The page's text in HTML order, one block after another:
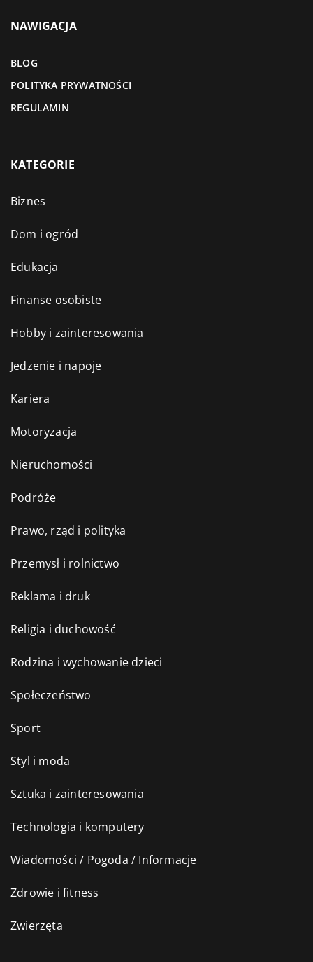
NAWIGACJA
BLOG
POLITYKA PRYWATNOŚCI
REGULAMIN
KATEGORIE
Biznes
Dom i ogród
Edukacja
Finanse osobiste
Hobby i zainteresowania
Jedzenie i napoje
Kariera
Motoryzacja
Nieruchomości
Podróże
Prawo, rząd i polityka
Przemysł i rolnictwo
Reklama i druk
Religia i duchowość
Rodzina i wychowanie dzieci
Społeczeństwo
Sport
Styl i moda
Sztuka i zainteresowania
Technologia i komputery
Wiadomości / Pogoda / Informacje
Zdrowie i fitness
Zwierzęta